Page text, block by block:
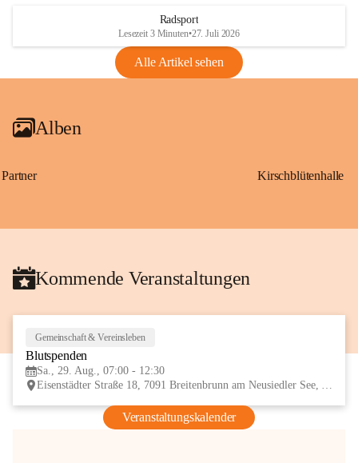
VBl. EU Nr. 18_2026
Radsport
Lesezeit 3 Minuten•27. Juli 2026
Alle Artikel sehen
Alben
Partner Kirschblütenhalle
Kommende Veranstaltungen
Gemeinschaft & Vereinsleben
Blutspenden
Sa., 29. Aug., 07:00 - 12:30
Eisenstädter Straße 18, 7091 Breitenbrunn am Neusiedler See, AUT
Veranstaltungskalender